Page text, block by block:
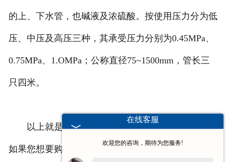
的上、下水管，也碱液及浓硫酸。按使用压力分为低
压、中压及高压三种，其承受压力分别为0.45MPa、
0.75MPa、1.OMPa；公称直径75~1500mm，管长三
只四米。
以上就是炼油设备常用的几种不同材质的管道，
如果您想要购买，安装管道，可以参考以上的信息进
在线客服
欢迎您的咨询，期待为您服务!